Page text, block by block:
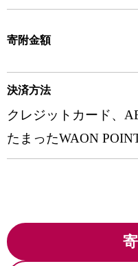
寄附金額
決済方法
クレジットカード、
たまったWAON